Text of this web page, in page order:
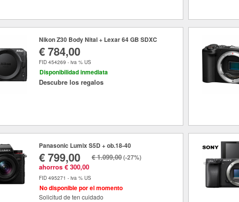
Nikon Z30 Body Nital + Lexar 64 GB SDXC
€ 784,00
FID 454269 - iva % US
Disponibilidad inmediata
Descubre los regalos
Panasonic Lumix S5D + ob.18-40
€ 799,00
ahorros € 300,00
€ 1.099,00(-27%)
FID 495271 - iva % US
No disponible por el momento
Solicitud de ten cuidado